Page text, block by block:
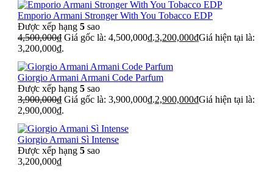
Emporio Armani Stronger With You Tobacco EDP
Được xếp hạng 5 sao
4,500,000₫ Giá gốc là: 4,500,000₫.3,200,000₫Giá hiện tại là:
3,200,000₫.
Giorgio Armani Armani Code Parfum
Được xếp hạng 5 sao
3,900,000₫ Giá gốc là: 3,900,000₫.2,900,000₫Giá hiện tại là:
2,900,000₫.
Giorgio Armani Sì Intense
Được xếp hạng 5 sao
3,200,000₫